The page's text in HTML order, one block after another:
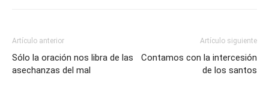
Artículo anterior
Sólo la oración nos libra de las
asechanzas del mal
Artículo siguiente
Contamos con la intercesión
de los santos